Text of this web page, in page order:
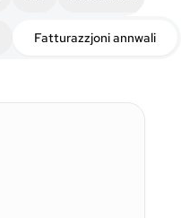
Fatturazzjoni annwali